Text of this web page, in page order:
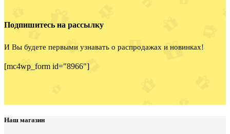
Подпишитесь на рассылку
И Вы будете первыми узнавать о распродажах и новинках!
[mc4wp_form id="8966"]
Наш магазин